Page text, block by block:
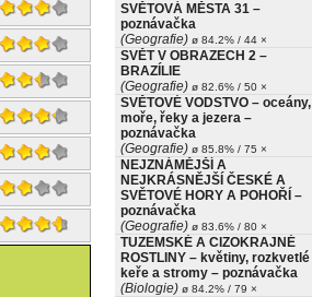
SVĚTOVÁ MĚSTA 31 –
poznávačka
(Geografie) ø 84.2% / 44 ×
SVĚT V OBRAZECH 2 –
BRAZÍLIE
(Geografie) ø 82.6% / 50 ×
SVĚTOVÉ VODSTVO – oceány,
moře, řeky a jezera –
poznávačka
(Geografie) ø 85.8% / 75 ×
NEJZNÁMĚJŠÍ A
NEJKRÁSNĚJŠÍ ČESKÉ A
SVĚTOVÉ HORY A POHOŘÍ –
poznávačka
(Geografie) ø 83.6% / 80 ×
TUZEMSKÉ A CIZOKRAJNÉ
ROSTLINY – květiny, rozkvetlé
keře a stromy – poznávačka
(Biologie) ø 84.2% / 79 ×